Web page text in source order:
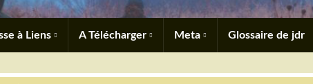
à Liens A Télécharger Meta Glossaire de jdr